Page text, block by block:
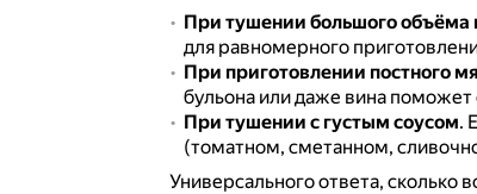
При тушении большого объёма
для равномерного
При приготовлении постного
бульона или даже вина
При тушении с густым соусом.
(томатном, сметанном,
Универсального ответа, сколько